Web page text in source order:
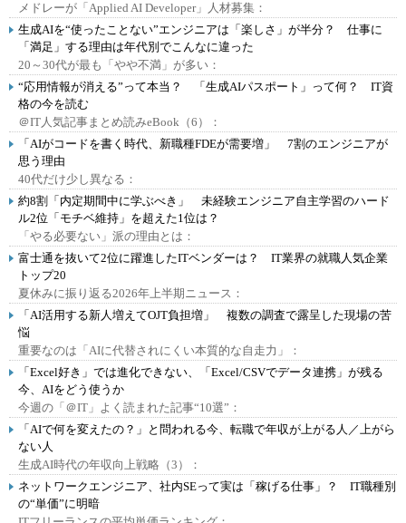
メドレーが「Applied AI Developer」人材募集：
生成AIを“使ったことない”エンジニアは「楽しさ」が半分？ 仕事に
「満足」する理由は年代別でこんなに違った
20～30代が最も「やや不満」が多い：
“応用情報が消える”って本当？ 「生成AIパスポート」って何？ IT資
格の今を読む
＠IT人気記事まとめ読みeBook（6）：
「AIがコードを書く時代、新職種FDEが需要増」 7割のエンジニアが
思う理由
40代だけ少し異なる：
約8割「内定期間中に学ぶべき」 未経験エンジニア自主学習のハード
ル2位「モチベ維持」を超えた1位は？
「やる必要ない」派の理由とは：
富士通を抜いて2位に躍進したITベンダーは？ IT業界の就職人気企業
トップ20
夏休みに振り返る2026年上半期ニュース：
「AI活用する新人増えてOJT負担増」 複数の調査で露呈した現場の苦
悩
重要なのは「AIに代替されにくい本質的な自走力」：
「Excel好き」では進化できない、「Excel/CSVでデータ連携」が残る
今、AIをどう使うか
今週の「＠IT」よく読まれた記事“10選”：
「AIで何を変えたの？」と問われる今、転職で年収が上がる人／上がら
ない人
生成AI時代の年収向上戦略（3）：
ネットワークエンジニア、社内SEって実は「稼げる仕事」？ IT職種別
の“単価”に明暗